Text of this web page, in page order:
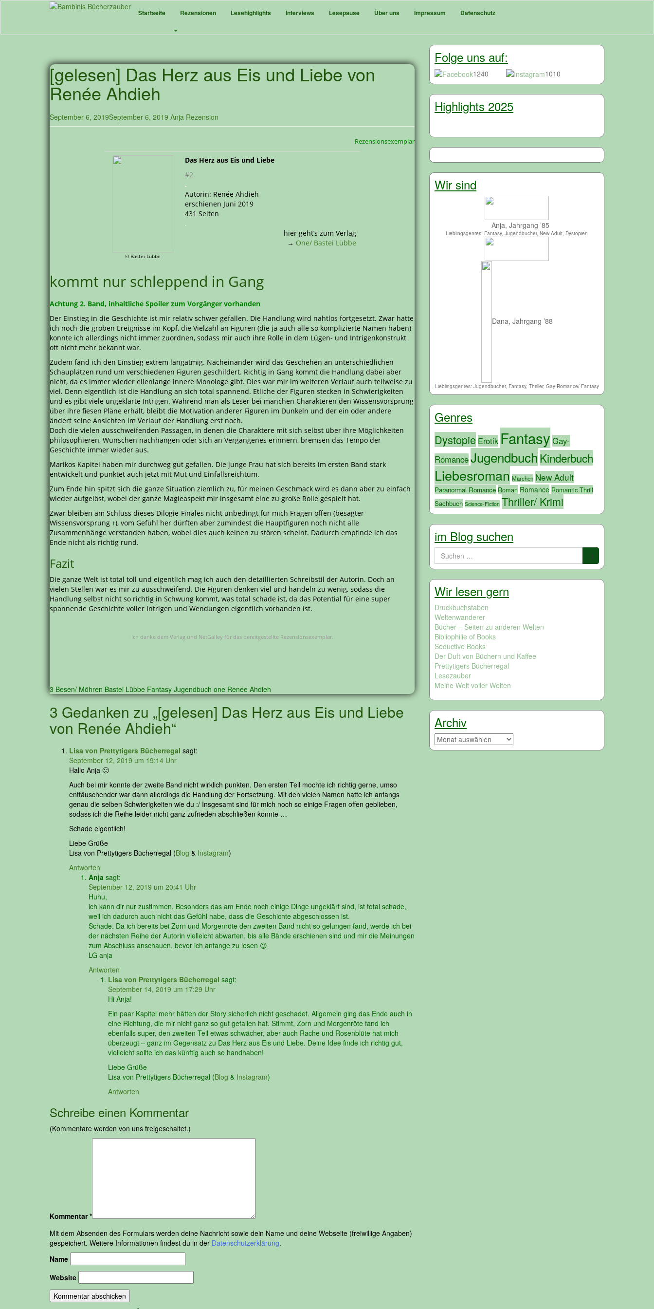
Skip
content
Startseite Rezensionen Lesehighlights Interviews Lesepause Über uns Impressum Datenschutz
[gelesen] Das Herz aus Eis und Liebe von
Renée Ahdieh
September 6, 2019September 6, 2019 Anja Rezension
Rezensionsexemplar
© Bastei Lübbe
Das Herz aus Eis und Liebe
#2
.
Autorin: Renée Ahdieh
erschienen Juni 2019
431 Seiten
.
hier geht’s zum Verlag
→ One/ Bastei Lübbe
kommt nur schleppend in Gang
Achtung 2. Band, inhaltliche Spoiler zum Vorgänger vorhanden
Der Einstieg in die Geschichte ist mir relativ schwer gefallen. Die Handlung wird nahtlos fortgesetzt. Zwar hatte
ich noch die groben Ereignisse im Kopf, die Vielzahl an Figuren (die ja auch alle so komplizierte Namen haben)
konnte ich allerdings nicht immer zuordnen, sodass mir auch ihre Rolle in dem Lügen- und Intrigenkonstrukt
oft nicht mehr bekannt war.
Zudem fand ich den Einstieg extrem langatmig. Nacheinander wird das Geschehen an unterschiedlichen
Schauplätzen rund um verschiedenen Figuren geschildert. Richtig in Gang kommt die Handlung dabei aber
nicht, da es immer wieder ellenlange innere Monologe gibt. Dies war mir im weiteren Verlauf auch teilweise zu
viel. Denn eigentlich ist die Handlung an sich total spannend. Etliche der Figuren stecken in Schwierigkeiten
und es gibt viele ungeklärte Intrigen. Während man als Leser bei manchen Charakteren den Wissensvorsprung
über ihre fiesen Pläne erhält, bleibt die Motivation anderer Figuren im Dunkeln und der ein oder andere
ändert seine Ansichten im Verlauf der Handlung erst noch.
Doch die vielen ausschweifenden Passagen, in denen die Charaktere mit sich selbst über ihre Möglichkeiten
philosophieren, Wünschen nachhängen oder sich an Vergangenes erinnern, bremsen das Tempo der
Geschichte immer wieder aus.
Marikos Kapitel haben mir durchweg gut gefallen. Die junge Frau hat sich bereits im ersten Band stark
entwickelt und punktet auch jetzt mit Mut und Einfallsreichtum.
Zum Ende hin spitzt sich die ganze Situation ziemlich zu, für meinen Geschmack wird es dann aber zu einfach
wieder aufgelöst, wobei der ganze Magieaspekt mir insgesamt eine zu große Rolle gespielt hat.
Zwar bleiben am Schluss dieses Dilogie-Finales nicht unbedingt für mich Fragen offen (besagter
Wissensvorsprung ↑), vom Gefühl her dürften aber zumindest die Hauptfiguren noch nicht alle
Zusammenhänge verstanden haben, wobei dies auch keinen zu stören scheint. Dadurch empfinde ich das
Ende nicht als richtig rund.
Fazit
Die ganze Welt ist total toll und eigentlich mag ich auch den detaillierten Schreibstil der Autorin. Doch an
vielen Stellen war es mir zu ausschweifend. Die Figuren denken viel und handeln zu wenig, sodass die
Handlung selbst nicht so richtig in Schwung kommt, was total schade ist, da das Potential für eine super
spannende Geschichte voller Intrigen und Wendungen eigentlich vorhanden ist.
Ich danke dem Verlag und NetGalley für das bereitgestellte Rezensionsexemplar.
3 Besen/ Möhren Bastei Lübbe Fantasy Jugendbuch one Renée Ahdieh
3 Gedanken zu „[gelesen] Das Herz aus Eis und Liebe
von Renée Ahdieh“
Lisa von Prettytigers Bücherregal sagt:
September 12, 2019 um 19:14 Uhr
Hallo Anja 🙂
Auch bei mir konnte der zweite Band nicht wirklich punkten. Den ersten Teil mochte ich richtig gerne, umso
enttäuschender war dann allerdings die Handlung der Fortsetzung. Mit den vielen Namen hatte ich anfangs
genau die selben Schwierigkeiten wie du :/ Insgesamt sind für mich noch so einige Fragen offen geblieben,
sodass ich die Reihe leider nicht ganz zufrieden abschließen konnte …
Schade eigentlich!
Liebe Grüße
Lisa von Prettytigers Bücherregal (Blog & Instagram)
Antworten
Anja sagt:
September 12, 2019 um 20:41 Uhr
Huhu,
ich kann dir nur zustimmen. Besonders das am Ende noch einige Dinge ungeklärt sind, ist total schade,
weil ich dadurch auch nicht das Gefühl habe, dass die Geschichte abgeschlossen ist.
Schade. Da ich bereits bei Zorn und Morgenröte den zweiten Band nicht so gelungen fand, werde ich bei
der nächsten Reihe der Autorin vielleicht abwarten, bis alle Bände erschienen sind und mir die Meinungen
zum Abschluss anschauen, bevor ich anfange zu lesen 😉
LG anja
Antworten
Lisa von Prettytigers Bücherregal sagt:
September 14, 2019 um 17:29 Uhr
Hi Anja!
Ein paar Kapitel mehr hätten der Story sicherlich nicht geschadet. Allgemein ging das Ende auch in
eine Richtung, die mir nicht ganz so gut gefallen hat. Stimmt, Zorn und Morgenröte fand ich
ebenfalls super, den zweiten Teil etwas schwächer, aber auch Rache und Rosenblüte hat mich
überzeugt – ganz im Gegensatz zu Das Herz aus Eis und Liebe. Deine Idee finde ich richtig gut,
vielleicht sollte ich das künftig auch so handhaben!
Liebe Grüße
Lisa von Prettytigers Bücherregal (Blog & Instagram)
Antworten
Schreibe einen Kommentar
(Kommentare werden von uns freigeschaltet.)
Kommentar*
Mit dem Absenden des Formulars werden deine Nachricht sowie dein Name und deine Webseite (freiwillige Angaben)
gespeichert. Weitere Informationen findest du in der Datenschutzerklärung.
Name
Website
Folge uns auf:
1240 1010
Highlights 2025
Wir sind
Anja, Jahrgang ’85
Lieblingsgenres: Fantasy, Jugendbücher, New Adult, Dystopien
Dana, Jahrgang ’88
Lieblingsgenres: Jugendbücher, Fantasy, Thriller, Gay-Romance/-Fantasy
Genres
Dystopie Erotik Fantasy Gay-
RomanceJugendbuchKinderbuch
Liebesroman Märchen New Adult
Paranormal Romance Roman Romance Romantic Thrill
Sachbuch Science-Fiction Thriller/ Krimi
im Blog suchen
Suchen
nach:
Wir lesen gern
Druckbuchstaben
Weltenwanderer
Bücher – Seiten zu anderen Welten
Bibliophilie of Books
Seductive Books
Der Duft von Büchern und Kaffee
Prettytigers Bücherregal
Lesezauber
Meine Welt voller Welten
Archiv
Archiv